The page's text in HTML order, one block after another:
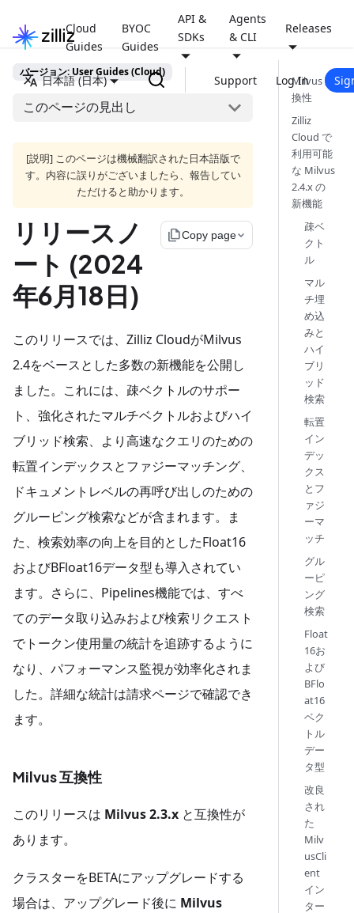
Cloud
Guides
BYOC
Guides
API &
SDKs
Agents
& CLI
Releases
日本語 (日本) Support Log In
バージョン: User Guides (Cloud)
このページの見出し
[説明] このページは機械翻訳された日本語版で
す。内容に誤りがございましたら、報告してい
ただけると助かります。
リリースノ
ート (2024
年6月18日)
file_copyCopy page
このリリースでは、Zilliz CloudがMilvus
2.4をベースとした多数の新機能を公開し
ました。これには、疎ベクトルのサポー
ト、強化されたマルチベクトルおよびハイ
ブリッド検索、より高速なクエリのための
転置インデックスとファジーマッチング、
ドキュメントレベルの再呼び出しのための
グルーピング検索などが含まれます。ま
た、検索効率の向上を目的としたFloat16
およびBFloat16データ型も導入されてい
ます。さらに、Pipelines機能では、すべ
てのデータ取り込みおよび検索リクエスト
でトークン使用量の統計を追跡するように
なり、パフォーマンス監視が効率化されま
した。詳細な統計は請求ページで確認でき
ます。
Milvus 互換性
このリリースは Milvus 2.3.x と互換性が
あります。
クラスターをBETAにアップグレードする
場合は、アップグレード後に Milvus
Milvus 互
換性
Zilliz
Cloud で
利用可能
な Milvus
2.4.x の
新機能
疎ベ
クト
ル
マル
チ埋
め込
みと
ハイ
ブリ
ッド
検索
転置
イン
デッ
クス
とフ
ァジ
ーマ
ッチ
グル
ーピ
ング
検索
Float
16お
よび
BFlo
at16
ベク
トル
デー
タ型
改良
され
た
Milv
usCli
ent
イン
ター